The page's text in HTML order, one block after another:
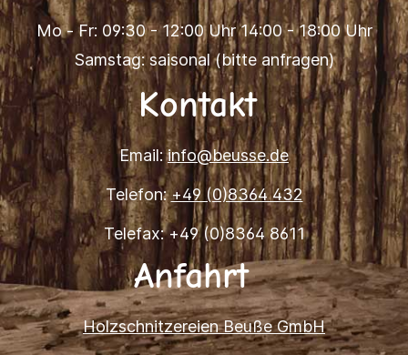
Mo - Fr: 09:30 - 12:00 Uhr 14:00 - 18:00 Uhr
Samstag: saisonal (bitte anfragen)
Kontakt
Email:info@beusse.de
Telefon:+49 (0)8364 432
Telefax: +49 (0)8364 8611
Anfahrt
Holzschnitzereien Beuße GmbH